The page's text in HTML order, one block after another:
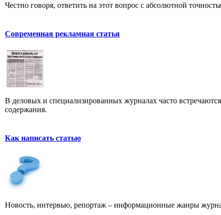
Честно говоря, ответить на этот вопрос с абсолютной
Современная рекламная статья
В деловых и специализированных журналах часто
содержания.
Как написать статью
Новость, интервью, репортаж – информационные жанры